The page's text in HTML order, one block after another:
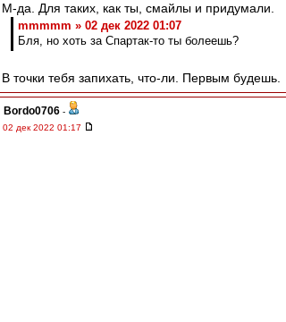
М-да. Для таких, как ты, смайлы и придумали.
mmmmm » 02 дек 2022 01:07
Бля, но хоть за Спартак-то ты болеешь?
В точки тебя запихать, что-ли. Первым будешь.
Bordo0706 -
02 дек 2022 01:17